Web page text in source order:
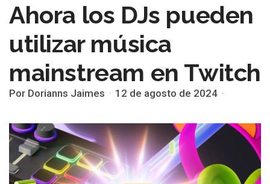
Ahora los DJs pueden
utilizar música
mainstream en Twitch
Por Dorianns Jaimes 12 de agosto de 2024